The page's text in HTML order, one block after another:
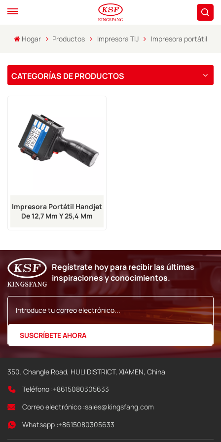
Hogar Productos Impresora TIJ Impresora portátil
CATEGORÍAS DE PRODUCTOS
Impresora Portátil Handjet
De 12,7 Mm Y 25,4 Mm
Regístrate hoy para recibir las últimas
inspiraciones y conocimientos.
350. Changle Road, HULI DISTRICT, XIAMEN, China
Teléfono :+8615080305633
Correo electrónico :sales@kingsfang.com
Whatsapp :+8615080305633